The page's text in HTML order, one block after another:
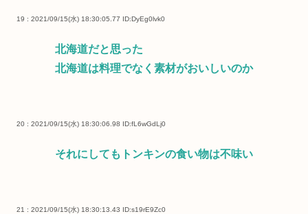
19 : 2021/09/15(水) 18:30:05.77 ID:DyEg0lvk0
北海道だと思った
北海道は料理でなく素材がおいしいのか
20 : 2021/09/15(水) 18:30:06.98 ID:fL6wGdLj0
それにしてもトンキンの食い物は不味い
21 : 2021/09/15(水) 18:30:13.43 ID:s19rE9Zc0